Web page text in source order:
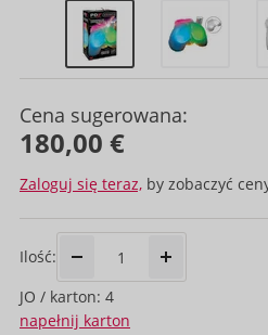
Cena sugerowana:
180,00 €
Zaloguj się teraz, by zobaczyć
Ilość:
JO / karton: 4
napełnij karton